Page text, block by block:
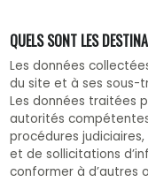
QUELS SONT LES
Les données
du site et à ses sous-
Les données traitées
autorités
procédures
et de sollicitations
conformer à d’autres